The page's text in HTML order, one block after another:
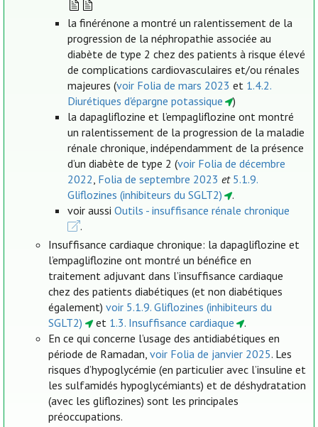
la finérénone a montré un ralentissement de la
progression de la néphropathie associée au
diabète de type 2 chez des patients à risque élevé
de complications cardiovasculaires et/ou rénales
majeures (voir Folia de mars 2023 et 1.4.2.
Diurétiques d'épargne potassique
)
la dapagliflozine et l’empagliflozine ont montré
un ralentissement de la progression de la maladie
rénale chronique, indépendamment de la présence
d’un diabète de type 2 (voir Folia de décembre
2022, Folia de septembre 2023 et 5.1.9.
Gliflozines (inhibiteurs du SGLT2)
.
voir aussi Outils - insuffisance rénale chronique
.
Insuffisance cardiaque chronique: la dapagliflozine et
l’empagliflozine ont montré un bénéfice en
traitement adjuvant dans l’insuffisance cardiaque
chez des patients diabétiques (et non diabétiques
également)voir 5.1.9. Gliflozines (inhibiteurs du
SGLT2)
et 1.3. Insuffisance cardiaque
.
En ce qui concerne l’usage des antidiabétiques en
période de Ramadan,voir Folia de janvier 2025. Les
risques d’hypoglycémie (en particulier avec l’insuline et
les sulfamidés hypoglycémiants) et de déshydratation
(avec les gliflozines) sont les principales
préoccupations.